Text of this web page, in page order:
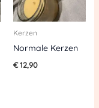
Kerzen
Normale Kerzen
€12,90